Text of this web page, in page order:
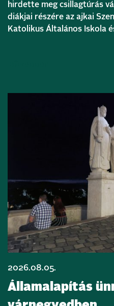
hirdette meg csillagtúrás
diákjai részére az ajkai
Katolikus Általános Iskola
2026.08.05.
Államalapítás